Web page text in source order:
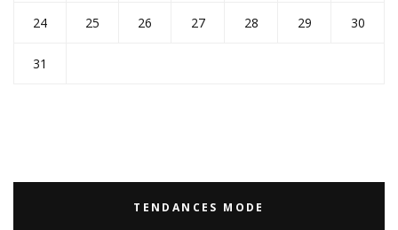
24 25 26 27 28 29 30
31
TENDANCES MODE